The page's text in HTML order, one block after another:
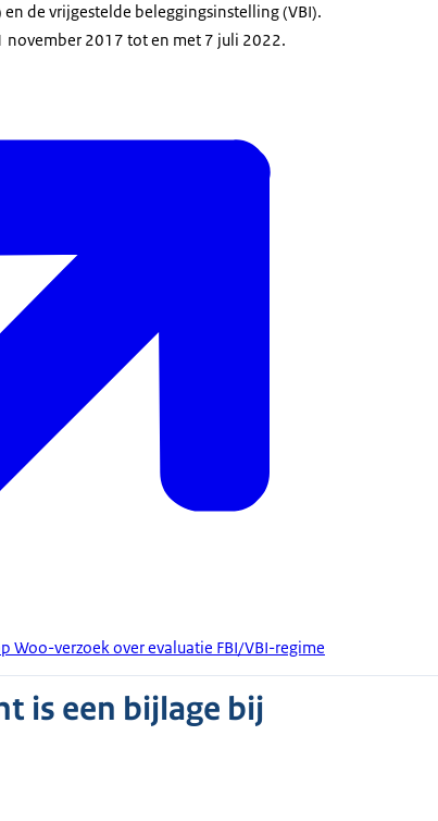
de vrijgestelde beleggingsinstelling (VBI).
november 2017 tot en met 7 juli 2022.
Woo-verzoek over evaluatie FBI/VBI-regime
is een bijlage bij